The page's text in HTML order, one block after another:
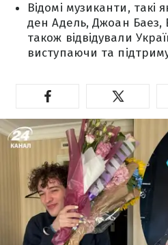
Відомі музиканти, такі
ден Адель, Джоан Баез,
також відвідували
виступаючи та